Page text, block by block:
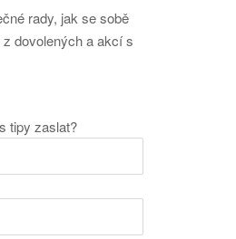
rady, jak se sobě
dovolených a akcí s
tipy zaslat?